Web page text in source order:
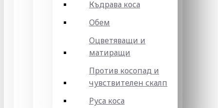
Къдрава коса
Обем
Оцветяващи и
матиращи
Против косопад и
чувствителен скалп
Руса коса